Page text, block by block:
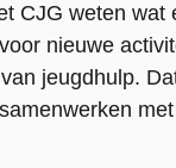
CJG weten
nieuwe
jeugdhulp.